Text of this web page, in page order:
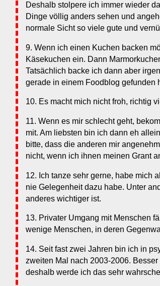
Deshalb stolpere ich immer wieder
Dinge völlig anders sehen und
normale Sicht so viele gute und
9. Wenn ich einen Kuchen backen
Käsekuchen ein. Dann
Tatsächlich backe ich dann aber
gerade in einem Foodblog gefunden
10. Es macht mich nicht froh, richtig
11. Wenn es mir schlecht geht,
mit. Am liebsten bin ich dann eh
bitte, dass die anderen mir
nicht, wenn ich ihnen meinen Grant
12. Ich tanze sehr gerne, habe mich
nie Gelegenheit dazu habe. Unter
anderes wichtiger ist.
13. Privater Umgang mit Menschen
wenige Menschen, in deren
14. Seit fast zwei Jahren bin ich in
zweiten Mal nach 2003-2006. Besser
deshalb werde ich das sehr